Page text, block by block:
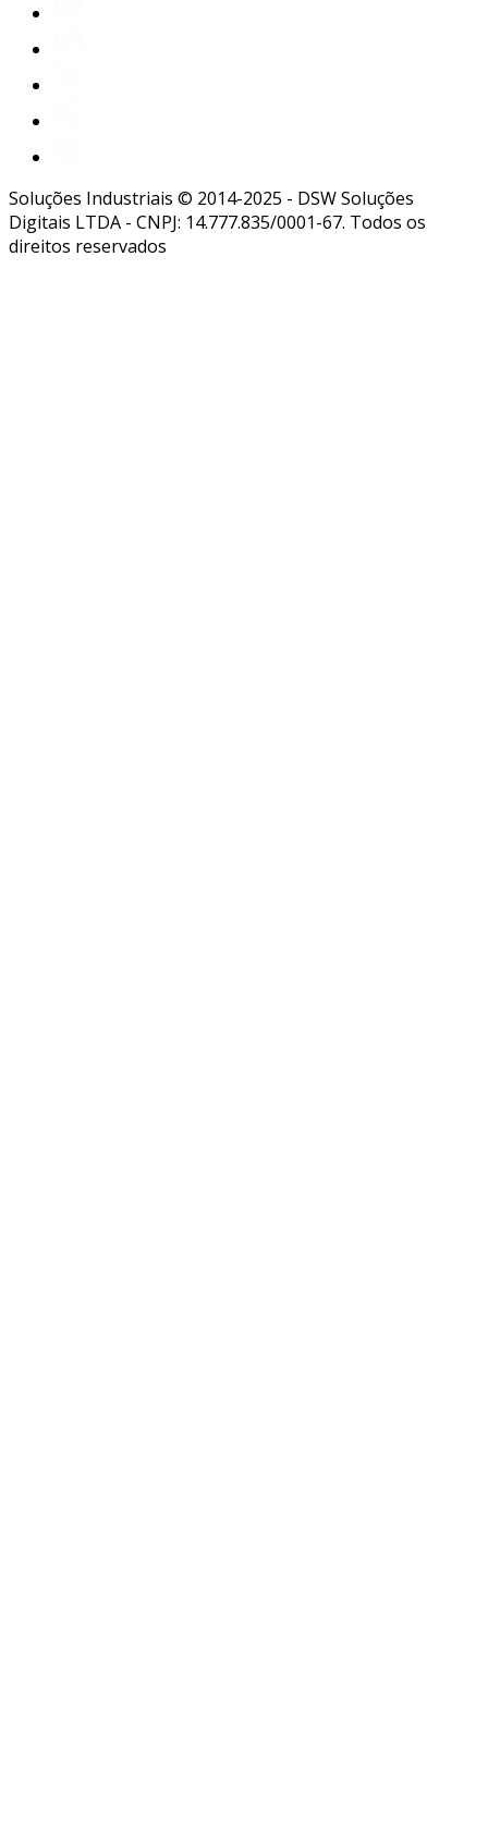
Soluções Industriais © 2014-2025 - DSW Soluções
Digitais LTDA - CNPJ: 14.777.835/0001-67. Todos os
direitos reservados